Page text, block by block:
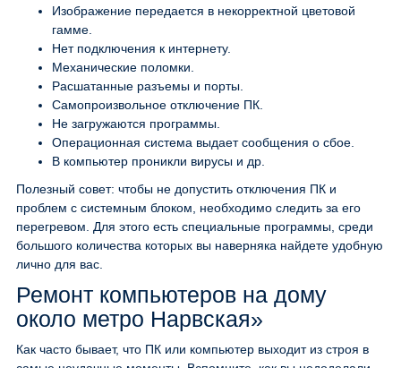
Изображение передается в некорректной цветовой
гамме.
Нет подключения к интернету.
Механические поломки.
Расшатанные разъемы и порты.
Самопроизвольное отключение ПК.
Не загружаются программы.
Операционная система выдает сообщения о сбое.
В компьютер проникли вирусы и др.
Полезный совет: чтобы не допустить отключения ПК и
проблем с системным блоком, необходимо следить за его
перегревом. Для этого есть специальные программы, среди
большого количества которых вы наверняка найдете удобную
лично для вас.
Ремонт компьютеров на дому
около метро Нарвская»
Как часто бывает, что ПК или компьютер выходит из строя в